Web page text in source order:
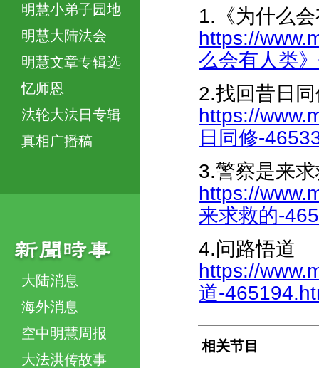
明慧小弟子园地
明慧大陆法会
明慧文章专辑选
忆师恩
法轮大法日专辑
真相广播稿
大陆消息
海外消息
空中明慧周报
大法洪传故事
1.《为什么
https://
么会有人类
2.找回昔日
https://
日同修-
3.警察是来
https://
来求救的-
4.问路悟道
https://
道-
相关节目